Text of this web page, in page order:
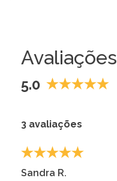
Avaliações
5.0
3 avaliações
Sandra R.